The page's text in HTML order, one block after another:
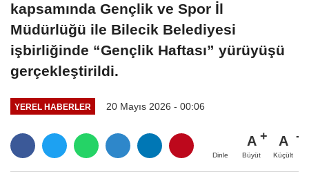
kapsamında Gençlik ve Spor İl
Müdürlüğü ile Bilecik Belediyesi
işbirliğinde “Gençlik Haftası” yürüyüşü
gerçekleştirildi.
YEREL HABERLER 20 Mayıs 2026 - 00:06
Dinle
A
Büyüt
A
Küçült